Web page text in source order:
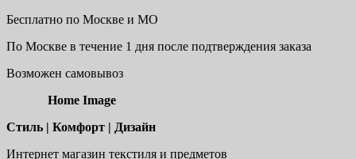
Бесплатно по Москве и МО
По Москве в течение 1 дня после подтверждения заказа
Возможен самовывоз
Home Image
Стиль | Комфорт | Дизайн
Интернет магазин текстиля и предметов